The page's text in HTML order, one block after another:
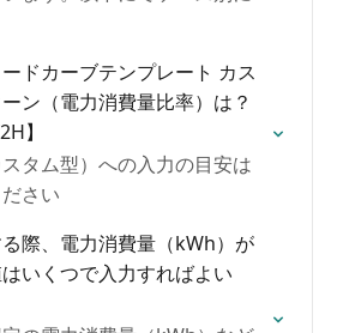
ドカーブテンプレート カス
ン（電力消費量比率）は？
】
タム型）への入力の目安は
さい
際、電力消費量（kWh）が
いくつで入力すればよい